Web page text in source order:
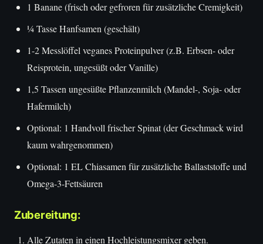
1 Banane (frisch oder gefroren für zusätzliche Cremigkeit)
¼ Tasse Hanfsamen (geschält)
1-2 Messlöffel veganes Proteinpulver (z.B. Erbsen- oder
Reisprotein, ungesüßt oder Vanille)
1,5 Tassen ungesüßte Pflanzenmilch (Mandel-, Soja- oder
Hafermilch)
Optional: 1 Handvoll frischer Spinat (der Geschmack wird
kaum wahrgenommen)
Optional: 1 EL Chiasamen für zusätzliche Ballaststoffe und
Omega-3-Fettsäuren
Zubereitung:
Alle Zutaten in einen Hochleistungsmixer geben.